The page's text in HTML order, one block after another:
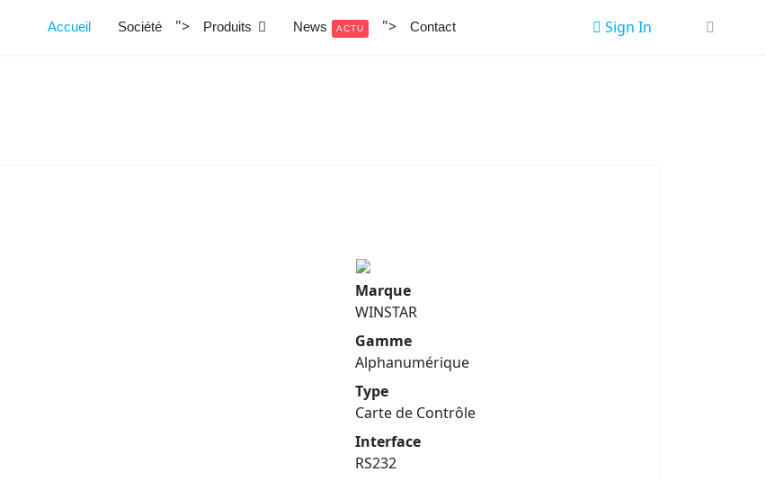
Accueil Société "> Produits News ACTU "> Contact Sign In
Marque
WINSTAR
Gamme
Alphanumérique
Type
Carte de Contrôle
Interface
RS232